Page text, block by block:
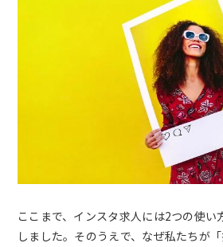
ここまで、インスタ求人には2つの使い
しました。そのうえで、なぜ私たちが